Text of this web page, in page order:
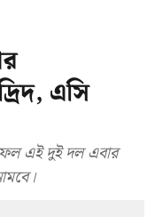
এসি
এই দুই দল এবার